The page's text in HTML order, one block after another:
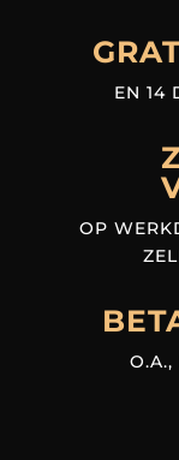
EN 14
OP
O.A.,